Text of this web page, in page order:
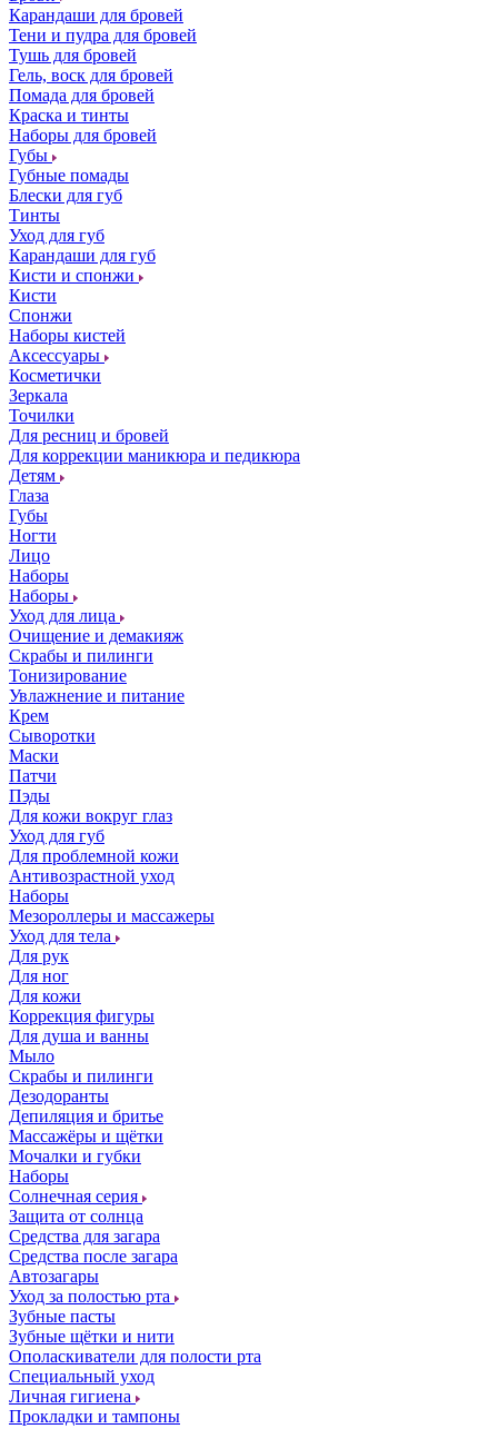
Карандаши для бровей
Тени и пудра для бровей
Тушь для бровей
Гель, воск для бровей
Помада для бровей
Краска и тинты
Наборы для бровей
Губы
Губные помады
Блески для губ
Тинты
Уход для губ
Карандаши для губ
Кисти и спонжи
Кисти
Спонжи
Наборы кистей
Аксессуары
Косметички
Зеркала
Точилки
Для ресниц и бровей
Для коррекции маникюра и педикюра
Детям
Глаза
Губы
Ногти
Лицо
Наборы
Наборы
Уход для лица
Очищение и демакияж
Скрабы и пилинги
Тонизирование
Увлажнение и питание
Крем
Сыворотки
Маски
Патчи
Пэды
Для кожи вокруг глаз
Уход для губ
Для проблемной кожи
Антивозрастной уход
Наборы
Мезороллеры и массажеры
Уход для тела
Для рук
Для ног
Для кожи
Коррекция фигуры
Для душа и ванны
Мыло
Скрабы и пилинги
Дезодоранты
Депиляция и бритье
Массажёры и щётки
Мочалки и губки
Наборы
Солнечная серия
Защита от солнца
Средства для загара
Средства после загара
Автозагары
Уход за полостью рта
Зубные пасты
Зубные щётки и нити
Ополаскиватели для полости рта
Специальный уход
Личная гигиена
Прокладки и тампоны